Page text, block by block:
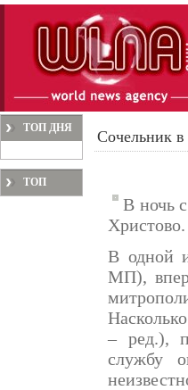
ТОП ДНЯ
ТОП
Сочельник
В ночь
В одной
МП),
– ред.),
службу